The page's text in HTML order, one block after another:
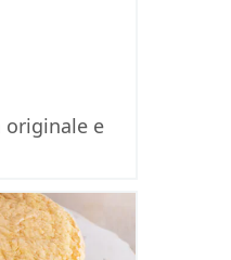
originale e